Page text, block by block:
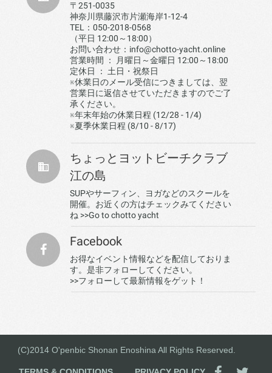
〒251-0035
神奈川県藤沢市片瀬海岸1-12-4
TEL：050-2018-0568
（平日 12:00～18:00）
お問い合わせ：info@chotto-yacht.online
営業時間 ： 月曜日～金曜日 12:00～18:00
定休日 ： 土日・祝祭日
※休業日のメール受信につきましては、翌
営業日に返信させていただきますのでご了
承ください。
※年末年始の休業日程 (12/28 - 1/4)
※夏季休業日程 (8/10 - 8/17)
ちょっとヨットビーチクラブ
江の島
SUPやサーフィン、ヨガなどのスクールを
開催。お近くの方はチェックみてください
ね >>Go to chotto yacht
Facebook
お得なイベント情報などを配信しておりま
す。是非フォローしてください。
>>フォローして最新情報をゲット！
(C)2014 O'penbic Shonan Enoshina All Rights Reserved.